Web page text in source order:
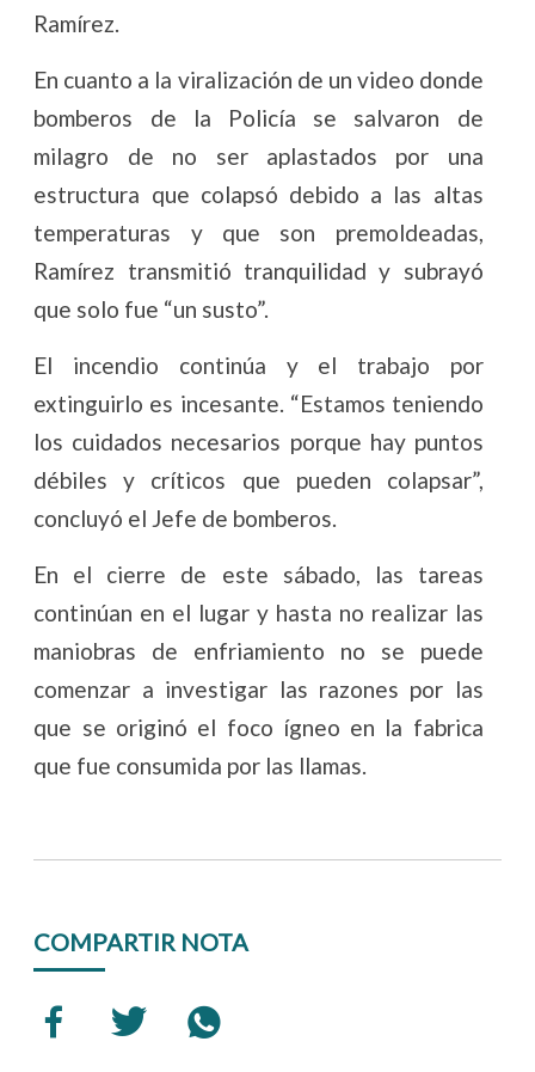
Ramírez.
En cuanto a la viralización de un video donde
bomberos de la Policía se salvaron de
milagro de no ser aplastados por una
estructura que colapsó debido a las altas
temperaturas y que son premoldeadas,
Ramírez transmitió tranquilidad y subrayó
que solo fue “un susto”.
El incendio continúa y el trabajo por
extinguirlo es incesante. “Estamos teniendo
los cuidados necesarios porque hay puntos
débiles y críticos que pueden colapsar”,
concluyó el Jefe de bomberos.
En el cierre de este sábado, las tareas
continúan en el lugar y hasta no realizar las
maniobras de enfriamiento no se puede
comenzar a investigar las razones por las
que se originó el foco ígneo en la fabrica
que fue consumida por las llamas.
COMPARTIR NOTA